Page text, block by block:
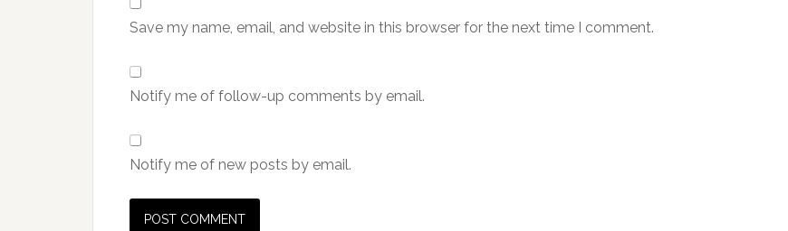
Save my name, email, and website in this browser for the next time I comment.
Notify me of follow-up comments by email.
Notify me of new posts by email.